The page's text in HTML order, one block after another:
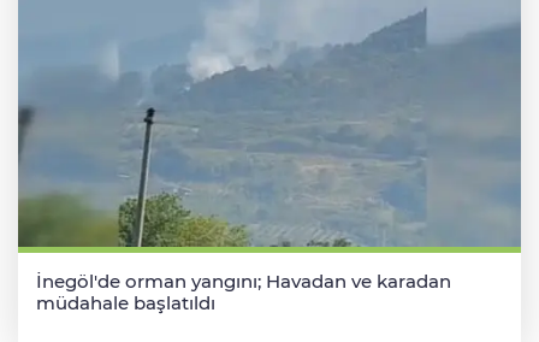
İnegöl'de orman yangını; Havadan ve karadan
müdahale başlatıldı